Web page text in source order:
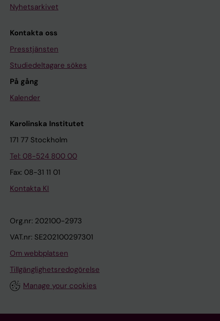
Nyhetsarkivet
Kontakta oss
Presstjänsten
Studiedeltagare sökes
På gång
Kalender
Karolinska Institutet
171 77 Stockholm
Tel: 08-524 800 00
Fax: 08-31 11 01
Kontakta KI
Org.nr: 202100-2973
VAT.nr: SE202100297301
Om webbplatsen
Tillgänglighetsredogörelse
Manage your cookies